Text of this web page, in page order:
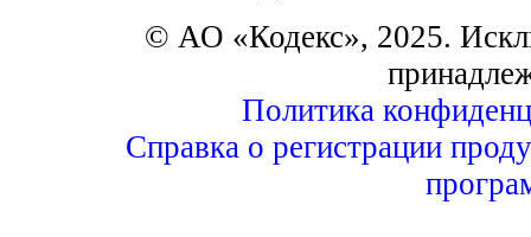
© АО «Кодекс», 2025.
Политика
Справка о регистрации